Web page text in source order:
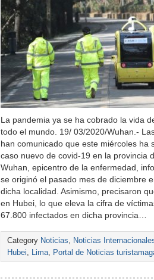
La pandemia ya se ha cobrado la vida
todo el mundo. 19/ 03/2020/Wuhan.-
han comunicado que este miércoles ha
caso nuevo de covid-19 en la provincia
Wuhan, epicentro de la enfermedad,
se originó el pasado mes de diciembre
dicha localidad. Asimismo, precisaron
en Hubei, lo que eleva la cifra de
67.800 infectados en dicha provincia…
Category Noticias, Noticias
Hubei, Lima, Portal de Noticias